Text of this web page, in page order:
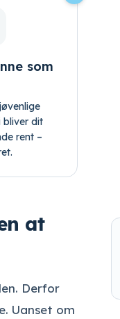
som
bliver dit
rent –
at
Derfor
Uanset om